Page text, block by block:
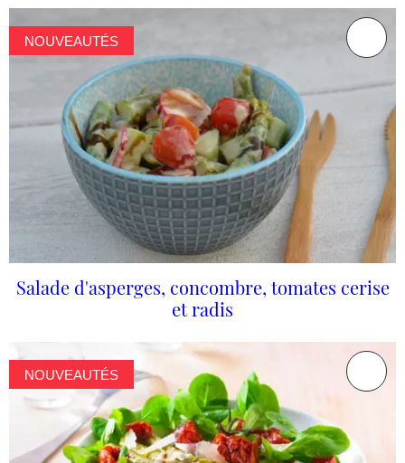
NOUVEAUTÉS
Salade d'asperges, concombre, tomates cerise
et radis
NOUVEAUTÉS